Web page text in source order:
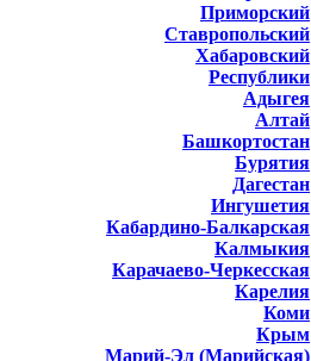
Приморский
Ставропольский
Хабаровский
Республики
Адыгея
Алтай
Башкортостан
Бурятия
Дагестан
Ингушетия
Кабардино-Балкарская
Калмыкия
Карачаево-Черкесская
Карелия
Коми
Крым
Марий-Эл (Марийская)